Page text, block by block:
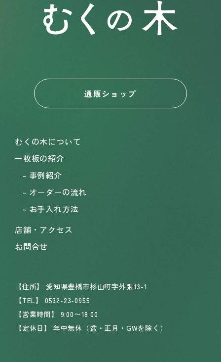
通販ショップ
むくの木について
一枚板の紹介
事例紹介
オーダーの流れ
お手入れ方法
店舗・アクセス
お問合せ
【住所】
愛知県豊橋市杉山町字外張13-1
【TEL】
0532-23-0955
【営業時間】
9:00〜18:00
【定休日】
年中無休（盆・正月・GWを除く）